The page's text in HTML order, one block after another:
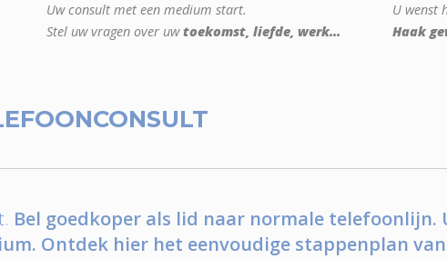
Uw consult met een medium start.
Stel uw vragen over uwtoekomst, liefde, werk...
U wenst
Haak
Bel goedkoper als lid naar normale telefoonlijn.
Ontdek hier het eenvoudige stappenplan